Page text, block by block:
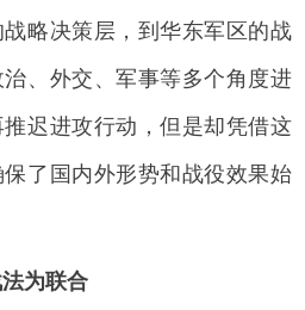
略决策层，到华东军区的战
、外交、军事等多个角度进
迟进攻行动，但是却凭借这
了国内外形势和战役效果始
为联合